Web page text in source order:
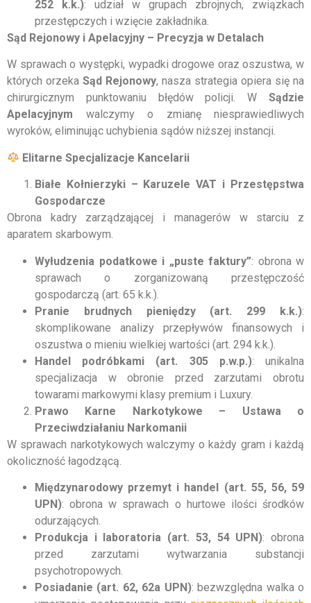
252 k.k.): udział w grupach zbrojnych, związkach
przestępczych i wzięcie zakładnika.
Sąd Rejonowy i Apelacyjny – Precyzja w Detalach
W sprawach o występki, wypadki drogowe oraz oszustwa, w
których orzeka Sąd Rejonowy, nasza strategia opiera się na
chirurgicznym punktowaniu błędów policji. W Sądzie
Apelacyjnym walczymy o zmianę niesprawiedliwych
wyroków, eliminując uchybienia sądów niższej instancji.
Elitarne Specjalizacje Kancelarii
Białe Kołnierzyki – Karuzele VAT i Przestępstwa
Gospodarcze
Obrona kadry zarządzającej i managerów w starciu z
aparatem skarbowym.
Wyłudzenia podatkowe i „puste faktury”: obrona w
sprawach o zorganizowaną przestępczość
gospodarczą (art. 65 k.k.).
Pranie brudnych pieniędzy (art. 299 k.k.):
skomplikowane analizy przepływów finansowych i
oszustwa o mieniu wielkiej wartości (art. 294 k.k.).
Handel podróbkami (art. 305 p.w.p.): unikalna
specjalizacja w obronie przed zarzutami obrotu
towarami markowymi klasy premium i Luxury.
Prawo Karne Narkotykowe – Ustawa o
Przeciwdziałaniu Narkomanii
W sprawach narkotykowych walczymy o każdy gram i każdą
okoliczność łagodzącą.
Międzynarodowy przemyt i handel (art. 55, 56, 59
UPN): obrona w sprawach o hurtowe ilości środków
odurzających.
Produkcja i laboratoria (art. 53, 54 UPN): obrona
przed zarzutami wytwarzania substancji
psychotropowych.
Posiadanie (art. 62, 62a UPN): bezwzględna walka o